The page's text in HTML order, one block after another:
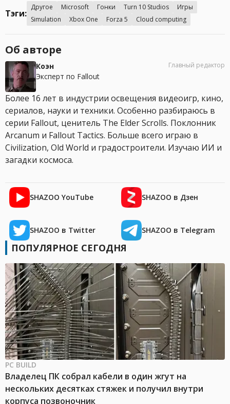
Тэги:
Другое Microsoft Гонки Turn 10 Studios
Игры
Simulation
Xbox One Forza 5 Cloud computing
Об авторе
Коэн
Эксперт по Fallout
Главный редактор
Более 16 лет в индустрии освещения видеоигр, кино,
сериалов, науки и техники. Особенно разбираюсь в
серии Fallout, ценитель The Elder Scrolls. Поклонник
Arcanum и Fallout Tactics. Больше всего играю в
Civilization, Old World и градостроители. Изучаю ИИ и
загадки космоса.
SHAZOO YouTube SHAZOO в Дзен
SHAZOO в Twitter SHAZOO в Telegram
ПОПУЛЯРНОЕ СЕГОДНЯ
PC BUILD
Владелец ПК собрал кабели в один жгут на
нескольких десятках стяжек и получил внутри
корпуса позвоночник